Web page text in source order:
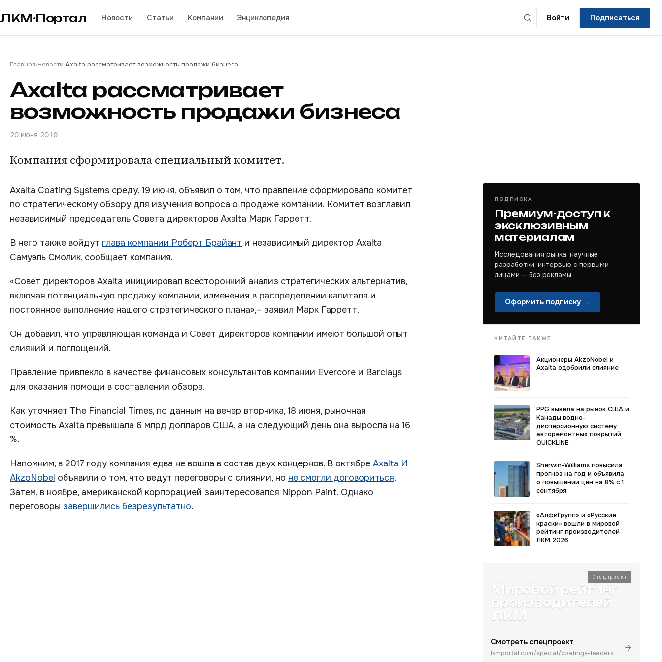
ЛКМ·Портал Новости Статьи Компании Энциклопедия Войти Подписаться
Главная›Новости›Axalta рассматривает возможность продажи бизнеса
Axalta рассматривает
возможность продажи бизнеса
20 июня 2019
Компания сформировала специальный комитет.
Axalta Coating Systems среду, 19 июня, объявил о том, что правление сформировало комитет
по стратегическому обзору для изучения вопроса о продаже компании. Комитет возглавил
независимый председатель Совета директоров Axalta Марк Гарретт.
В него также войдут глава компании Роберт Брайант и независимый директор Axalta
Самуэль Смолик, сообщает компания.
«Совет директоров Axalta инициировал всесторонний анализ стратегических альтернатив,
включая потенциальную продажу компании, изменения в распределении капитала и
постоянное выполнение нашего стратегического плана»,– заявил Марк Гарретт.
Он добавил, что управляющая команда и Совет директоров компании имеют большой опыт
слияний и поглощений.
Правление привлекло в качестве финансовых консультантов компании Evercore и Barclays
для оказания помощи в составлении обзора.
Как уточняет The Financial Times, по данным на вечер вторника, 18 июня, рыночная
стоимость Axalta превышала 6 млрд долларов США, а на следующий день она выросла на 16
%.
Напомним, в 2017 году компания едва не вошла в состав двух концернов. В октябре Axalta И
AkzoNobel объявили о том, что ведут переговоры о слиянии, но не смогли договориться.
Затем, в ноябре, американской корпорацией заинтересовался Nippon Paint. Однако
переговоры завершились безрезультатно.
ПОДПИСКА
Премиум-доступ к
эксклюзивным
материалам
Исследования рынка, научные
разработки, интервью с первыми
лицами — без рекламы.
Оформить подписку →
ЧИТАЙТЕ ТАКЖЕ
Акционеры AkzoNobel и
Axalta одобрили слияние
PPG вывела на рынок США и
Канады водно-
дисперсионную систему
авторемонтных покрытий
QUICKLINE
Sherwin-Williams повысила
прогноз на год и объявила
о повышении цен на 8% с 1
сентября
«АлфиГрупп» и «Русские
краски» вошли в мировой
рейтинг производителей
ЛКМ 2026
Спецпроект
Мировой рейтинг
производителей
ЛКМ
Смотреть спецпроект
lkmportal.com/special/coatings-leaders